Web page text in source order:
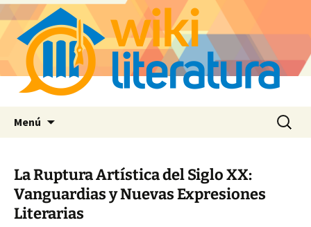
Menú Buscar:
La Ruptura Artística del Siglo XX:
Vanguardias y Nuevas Expresiones
Literarias